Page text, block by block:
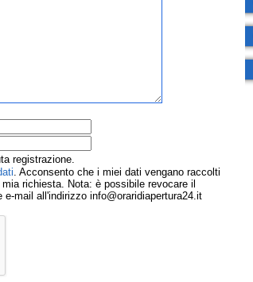
registrazione.
. Acconsento che i miei dati vengano raccolti
richiesta. Nota: è possibile revocare il
mail all'indirizzo info@oraridiapertura24.it